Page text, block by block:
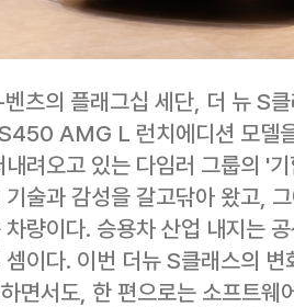
츠의 플래그십 세단, 더 뉴 S
AMG L 런치에디션 모델
내려오고 있는 다임러 그룹의 '
술과 감성을 갈고닦아 왔고,
차량이다. 승용차 산업 내지는
셈이다. 이번 더뉴 S클래스의
면서도, 한 편으로는 소프트웨